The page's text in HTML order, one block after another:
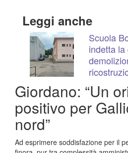
Leggi anche
Scuola
indetta
Giordano: “Un
positivo per
nord”
Ad esprimere soddisfazione per il